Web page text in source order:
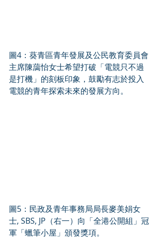
圖4：葵青區青年發展及公民教育委員會
主席陳藹怡女士希望打破「電競只不過
是打機」的刻板印象，鼓勵有志於投入
電競的青年探索未來的發展方向。
圖5：民政及青年事務局局長麥美娟女
士, SBS, JP（右一）向「全港公開組」冠
軍「蠟筆小屋」頒發獎項。